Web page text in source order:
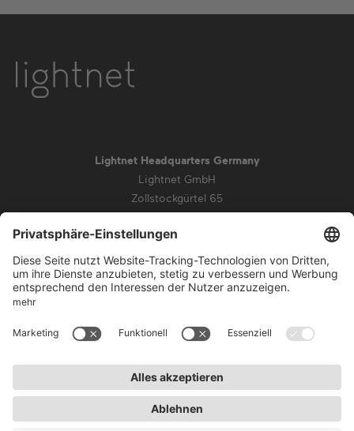
Lightnet Headquarters Germany
Lightnet GmbH
Zollstockgürtel 65
50969 Köln
Datenschutz
Garantiebedingungen
Barrierefreiheit